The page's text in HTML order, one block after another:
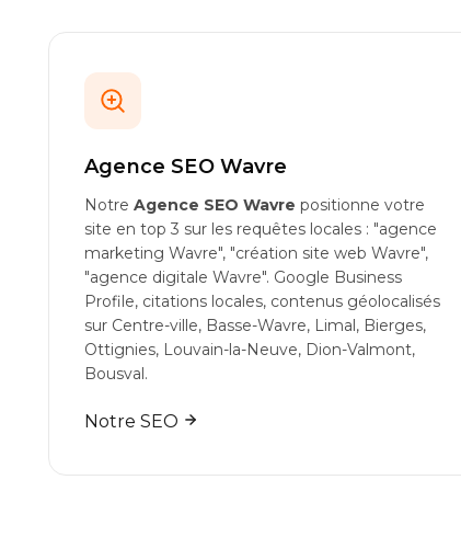
Agence SEO Wavre
Notre Agence SEO Wavre positionne votre
site en top 3 sur les requêtes locales : "agence
marketing Wavre", "création site web Wavre",
"agence digitale Wavre". Google Business
Profile, citations locales, contenus géolocalisés
sur Centre-ville, Basse-Wavre, Limal, Bierges,
Ottignies, Louvain-la-Neuve, Dion-Valmont,
Bousval.
Notre SEO